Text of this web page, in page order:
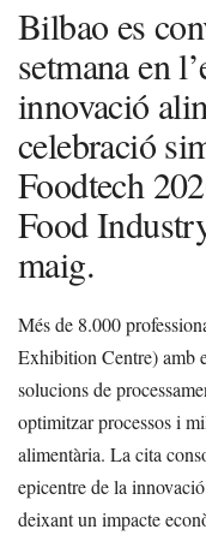
Bilbao es
setmana en
innovació
celebració
Foodtech
Food
maig.
Més de 8.000
Exhibition Centre) amb
solucions de
optimitzar processos i
alimentària. La cita
epicentre de la
deixant un impacte